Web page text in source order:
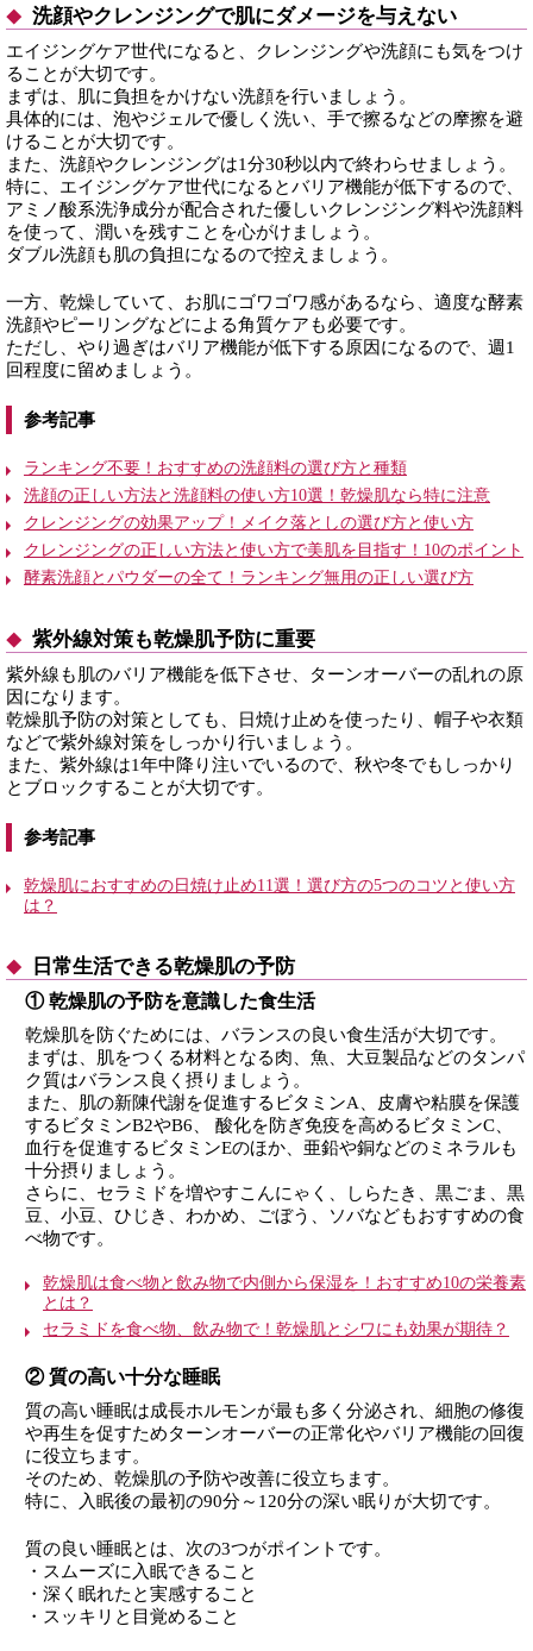
洗顔やクレンジングで肌にダメージを与えない
エイジングケア世代になると、クレンジングや洗顔にも気をつけ
ることが大切です。
まずは、肌に負担をかけない洗顔を行いましょう。
具体的には、泡やジェルで優しく洗い、手で擦るなどの摩擦を避
けることが大切です。
また、洗顔やクレンジングは1分30秒以内で終わらせましょう。
特に、エイジングケア世代になるとバリア機能が低下するので、
アミノ酸系洗浄成分が配合された優しいクレンジング料や洗顔料
を使って、潤いを残すことを心がけましょう。
ダブル洗顔も肌の負担になるので控えましょう。
一方、乾燥していて、お肌にゴワゴワ感があるなら、適度な酵素
洗顔やピーリングなどによる角質ケアも必要です。
ただし、やり過ぎはバリア機能が低下する原因になるので、週1
回程度に留めましょう。
参考記事
ランキング不要！おすすめの洗顔料の選び方と種類
洗顔の正しい方法と洗顔料の使い方10選！乾燥肌なら特に注意
クレンジングの効果アップ！メイク落としの選び方と使い方
クレンジングの正しい方法と使い方で美肌を目指す！10のポイント
酵素洗顔とパウダーの全て！ランキング無用の正しい選び方
紫外線対策も乾燥肌予防に重要
紫外線も肌のバリア機能を低下させ、ターンオーバーの乱れの原
因になります。
乾燥肌予防の対策としても、日焼け止めを使ったり、帽子や衣類
などで紫外線対策をしっかり行いましょう。
また、紫外線は1年中降り注いでいるので、秋や冬でもしっかり
とブロックすることが大切です。
参考記事
乾燥肌におすすめの日焼け止め11選！選び方の5つのコツと使い方
は？
日常生活できる乾燥肌の予防
① 乾燥肌の予防を意識した食生活
乾燥肌を防ぐためには、バランスの良い食生活が大切です。
まずは、肌をつくる材料となる肉、魚、大豆製品などのタンパ
ク質はバランス良く摂りましょう。
また、肌の新陳代謝を促進するビタミンA、皮膚や粘膜を保護
するビタミンB2やB6、 酸化を防ぎ免疫を高めるビタミンC、
血行を促進するビタミンEのほか、亜鉛や銅などのミネラルも
十分摂りましょう。
さらに、セラミドを増やすこんにゃく、しらたき、黒ごま、黒
豆、小豆、ひじき、わかめ、ごぼう、ソバなどもおすすめの食
べ物です。
乾燥肌は食べ物と飲み物で内側から保湿を！おすすめ10の栄養素
とは？
セラミドを食べ物、飲み物で！乾燥肌とシワにも効果が期待？
② 質の高い十分な睡眠
質の高い睡眠は成長ホルモンが最も多く分泌され、細胞の修復
や再生を促すためターンオーバーの正常化やバリア機能の回復
に役立ちます。
そのため、乾燥肌の予防や改善に役立ちます。
特に、入眠後の最初の90分～120分の深い眠りが大切です。
質の良い睡眠とは、次の3つがポイントです。
・スムーズに入眠できること
・深く眠れたと実感すること
・スッキリと目覚めること